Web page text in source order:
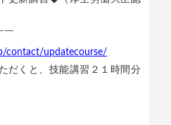
￣
contact/updatecourse/
だくと、技能講習２１時間分